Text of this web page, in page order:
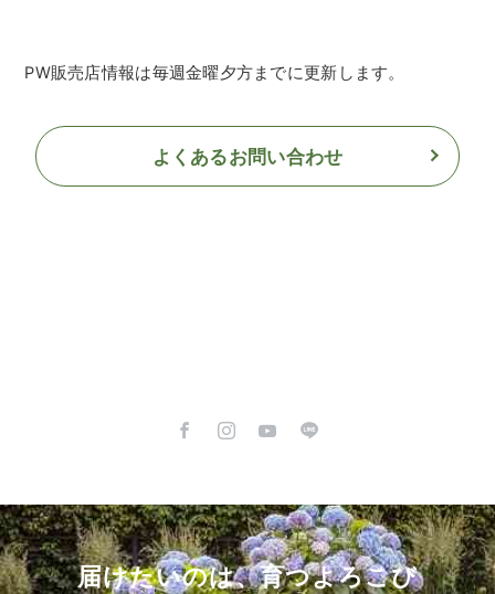
PW販売店情報は毎週金曜夕方までに更新します。
よくあるお問い合わせ
届けたいのは、育つよろこび